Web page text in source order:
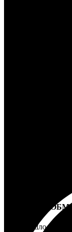
ВОЗВРАТ И
Не подошло -